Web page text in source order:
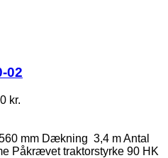
02
kr.
mm Dækning 3,4 mAntal
Påkrævet traktorstyrke 90 HK